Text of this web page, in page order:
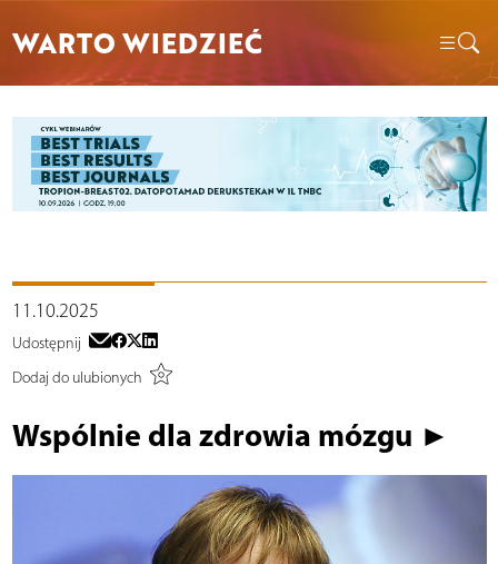
WARTO WIEDZIEĆ
11.10.2025
Udostępnij
Dodaj do ulubionych
Wspólnie dla zdrowia mózgu ►